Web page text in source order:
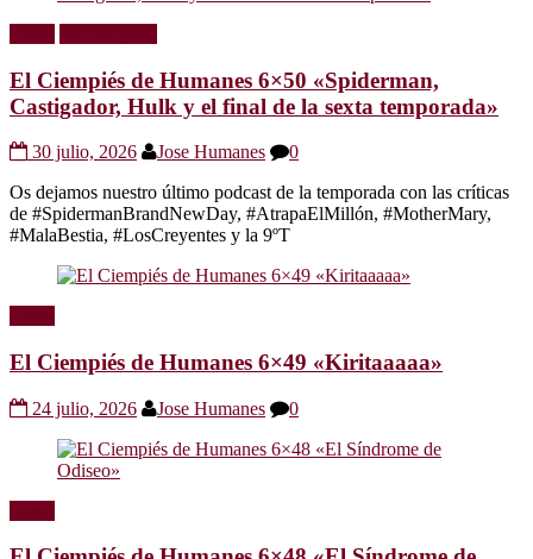
El Ciempiés de Humanes 6×50 «Spiderman,
Castigador, Hulk y el final de la sexta temporada»
30 julio, 2026 Jose Humanes
0
Os dejamos nuestro último podcast de la temporada con las críticas
de #SpidermanBrandNewDay, #AtrapaElMillón, #MotherMary,
#MalaBestia, #LosCreyentes y la 9ºT
El Ciempiés de Humanes 6×49 «Kiritaaaaa»
24 julio, 2026 Jose Humanes 0